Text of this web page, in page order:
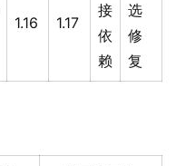
1.16 1.17
接
依
赖
选
修
复